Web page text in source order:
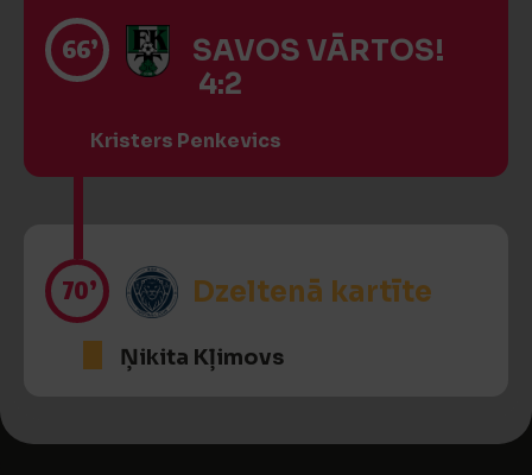
66’
SAVOS VĀRTOS!
4:2
Kristers Penkevics
70’ Dzeltenā kartīte
Ņikita Kļimovs